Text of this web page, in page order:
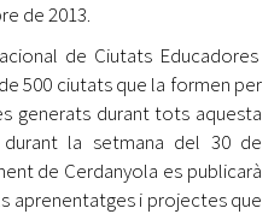
de 2013.
de Ciutats Educadores
500 ciutats que la formen per
generats durant tots aquesta
la setmana del 30 de
de Cerdanyola es publicarà
aprenentatges i projectes que